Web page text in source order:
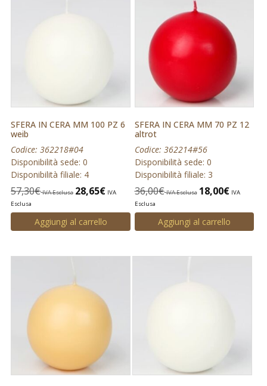
SFERA IN CERA MM 100 PZ 6
weib
Codice: 362218#04
Disponibilità sede: 0
Disponibilità filiale: 4
57,30€ IVA Esclusa 28,65€ IVA
Esclusa
Aggiungi al carrello
SFERA IN CERA MM 70 PZ 12
altrot
Codice: 362214#56
Disponibilità sede: 0
Disponibilità filiale: 3
36,00€ IVA Esclusa 18,00€ IVA
Esclusa
Aggiungi al carrello